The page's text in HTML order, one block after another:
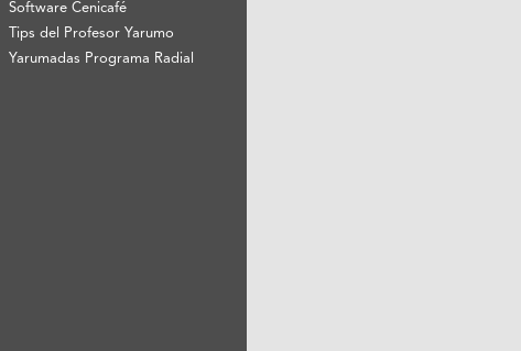
Software Cenicafé
Tips del Profesor Yarumo
Yarumadas Programa Radial